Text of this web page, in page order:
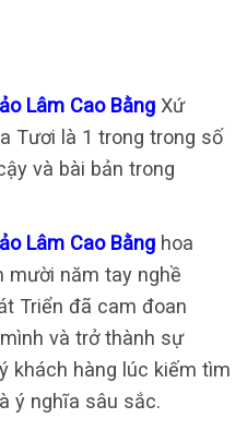
Lâm Cao Bằng Xứ
Tươi là 1 trong trong số
và bài bản trong
Lâm Cao Bằng hoa
mười năm tay nghề
Triển đã cam đoan
và trở thành sự
khách hàng lúc kiếm tìm
ý nghĩa sâu sắc.